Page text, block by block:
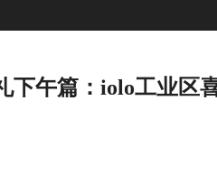
下午篇：iolo工业区